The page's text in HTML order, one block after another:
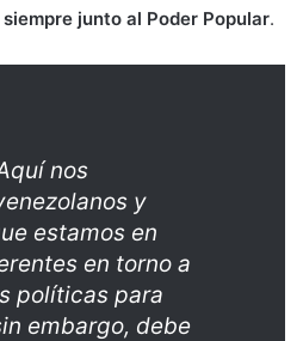
junto al Poder Popular.
nos
y
estamos en
en torno a
políticas para
embargo, debe